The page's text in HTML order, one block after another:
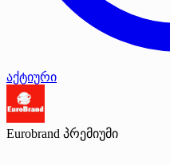
აქტიური
Eurobrand პრემიუმი